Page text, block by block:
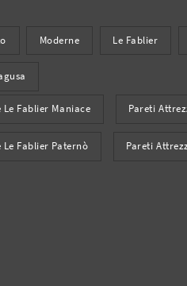
Moderne Le Fablier
Fablier Maniace Pareti
Fablier Paternò Pareti